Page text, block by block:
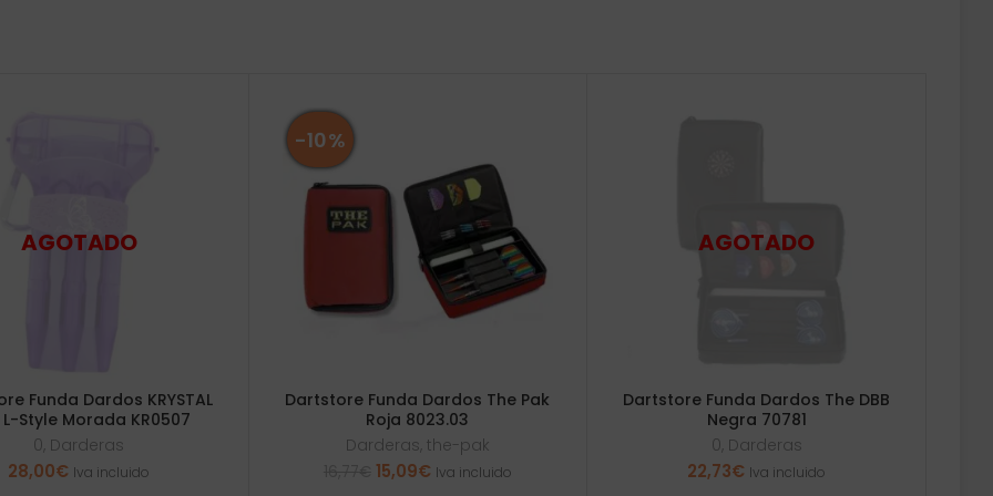
Funda Dardos KRYSTAL
L-Style Morada KR0507
0, Darderas
28,00€ Iva incluido
-10%
Dartstore Funda Dardos The Pak
Roja 8023.03
Darderas, the-pak
El
15,09€ElIva incluido
Dartstore Funda Dardos The DBB
Negra 70781
0, Darderas
22,73€ Iva incluido